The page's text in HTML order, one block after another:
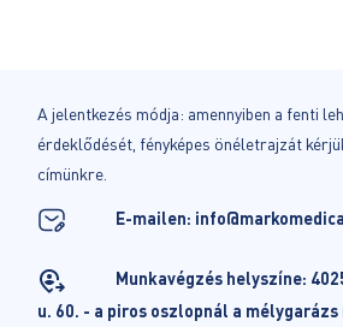
A jelentkezés módja: amennyiben a fenti
érdeklődését, fényképes önéletrajzát
címünkre.
E-mailen:
Munkavégzés helyszíne:
u. 60. - a piros oszlopnál a